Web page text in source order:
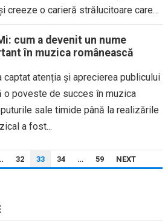
creeze o carieră strălucitoare care
cum a devenit un nume
în muzica românească
captat atenția și aprecierea publicului
o poveste de succes în muzica
sale timide până la realizările
a fost...
32 33 34 … 59 NEXT